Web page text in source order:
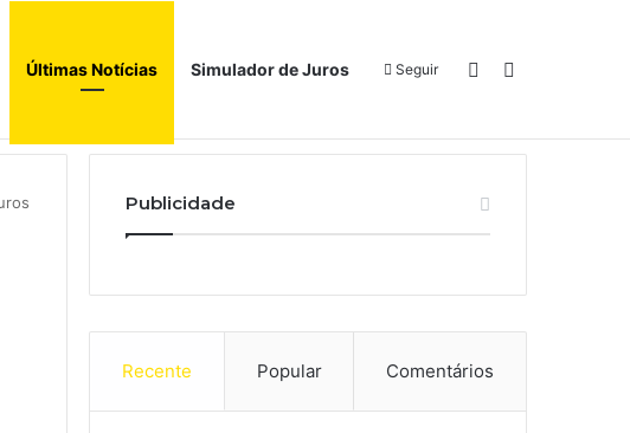
Últimas Notícias Simulador de Juros Seguir Switch skin
fiscal
Publicidade
Recente Popular Comentários